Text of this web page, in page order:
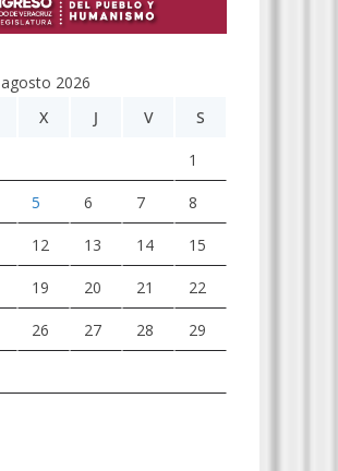
agosto 2026
X J V S
1
5 6 7 8
12 13 14 15
19 20 21 22
26 27 28 29